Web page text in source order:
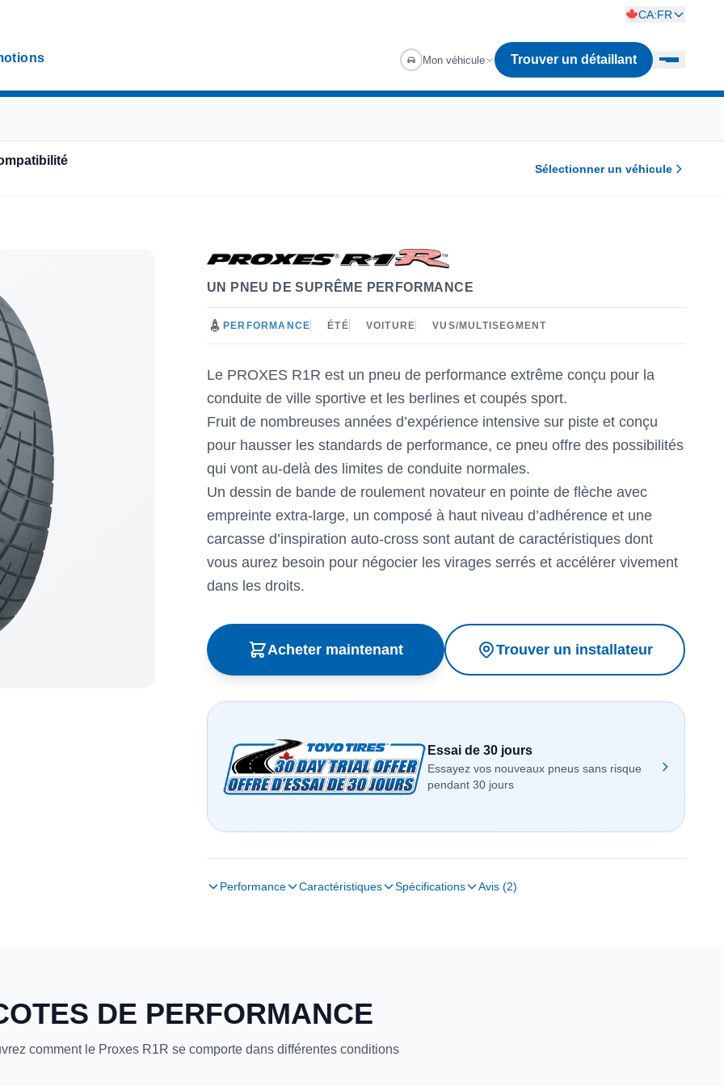
CA:FR
Mon véhicule Trouver un détaillant
Sélectionner un véhicule
UN PNEU DE SUPRÊME PERFORMANCE
PERFORMANCE ÉTÉ VOITURE VUS/MULTISEGMENT
Le PROXES R1R est un pneu de performance extrême conçu pour la
conduite de ville sportive et les berlines et coupés sport.
Fruit de nombreuses années d’expérience intensive sur piste et conçu
pour hausser les standards de performance, ce pneu offre des possibilités
qui vont au-delà des limites de conduite normales.
Un dessin de bande de roulement novateur en pointe de flèche avec
empreinte extra-large, un composé à haut niveau d’adhérence et une
carcasse d’inspiration auto-cross sont autant de caractéristiques dont
vous aurez besoin pour négocier les virages serrés et accélérer vivement
dans les droits.
Acheter maintenant Trouver un installateur
Essai de 30 jours
Essayez vos nouveaux pneus sans risque
pendant 30 jours
Performance Caractéristiques Spécifications Avis (2)
DE PERFORMANCE
comment le Proxes R1R se comporte dans différentes conditions